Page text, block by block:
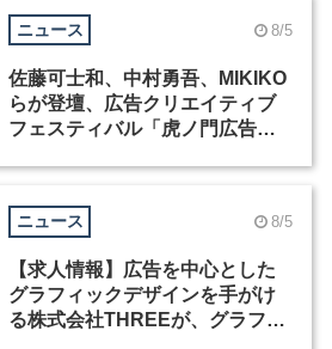
ニュース 8/5
佐藤可士和、中村勇吾、MIKIKO
らが登壇、広告クリエイティブ
フェスティバル「虎ノ門広告
ニュース 8/5
【求人情報】広告を中心とした
グラフィックデザインを手がけ
る株式会社THREEが、グラフィ